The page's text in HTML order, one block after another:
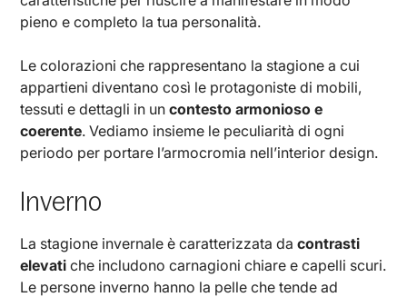
pieno e completo la tua personalità.
Le colorazioni che rappresentano la stagione a cui
appartieni diventano così le protagoniste di mobili,
tessuti e dettagli in uncontesto armonioso e
coerente. Vediamo insieme le peculiarità di ogni
periodo per portare l’armocromia nell’interior design.
Inverno
La stagione invernale è caratterizzata dacontrasti
elevati che includono carnagioni chiare e capelli scuri.
Le persone inverno hanno la pelle che tende ad